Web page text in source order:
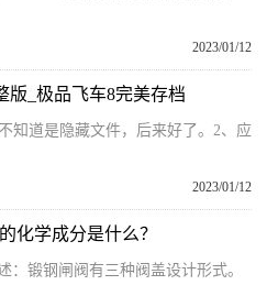
2023/01/12
版_极品飞车8完美存档
知道是隐藏文件，后来好了。2、应
2023/01/12
化学成分是什么？
：锻钢闸阀有三种阀盖设计形式。